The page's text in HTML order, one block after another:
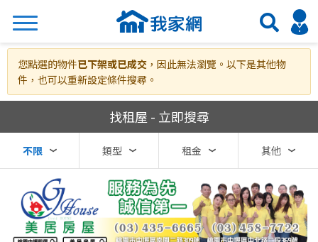
搜尋
縣市
不限
區域
不限
您點選的物件已下架或已成交 ，因此無法瀏覽。以下是其他物
件，也可以重新設定條件搜尋。
我家網房屋租賃
找租屋 - 立即搜尋
不限 類型 租金 其他